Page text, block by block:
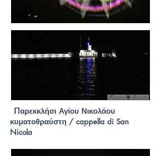
Παρεκκλήσι Αγίου Νικολάου
κυματοθραύστη / cappella di San
Nicola